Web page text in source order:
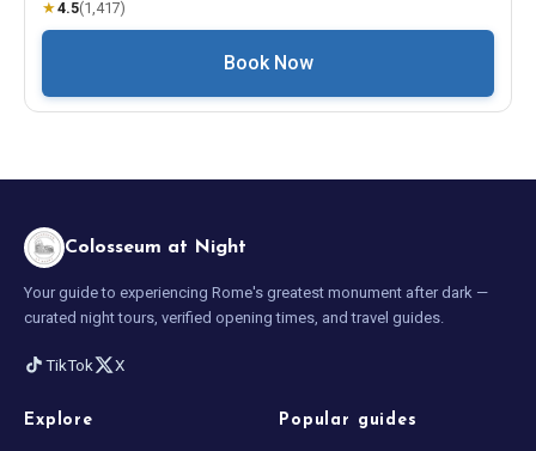
★4.5(1,417)
Book Now
Colosseum at Night
Your guide to experiencing Rome's greatest monument after dark —
curated night tours, verified opening times, and travel guides.
TikTok X
Explore Popular guides